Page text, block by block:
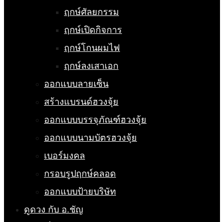
ฤกษ์ศัลยกรรม
ฤกษ์เปิดกิจการ
ฤกษ์โกนผมไฟ
ฤกษ์ลงเสาเอก
ออกแบบลายเซ็น
สร้างแบรนด์ฮวงจุ้ย
ออกแบบบรรจุภัณฑ์ฮวงจุ้ย
ออกแบบนามบัตรฮวงจุ้ย
เบอร์มงคล
กรอบรูปฤกษ์คลอด
ออกแบบป้ายบริษัท
ดูดวง กับ อ.ชัญ